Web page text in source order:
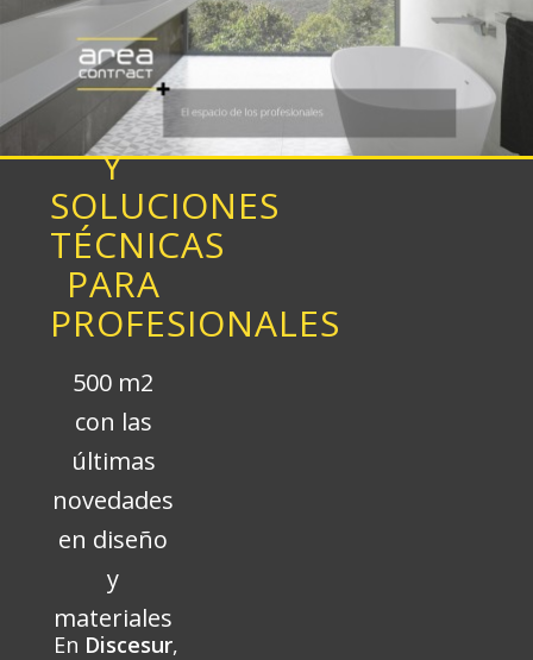
PRODUCTOS
Y
SOLUCIONES
TÉCNICAS
PARA
PROFESIONALES
500 m2
con las
últimas
novedades
en diseño
y
materiales
En Discesur,